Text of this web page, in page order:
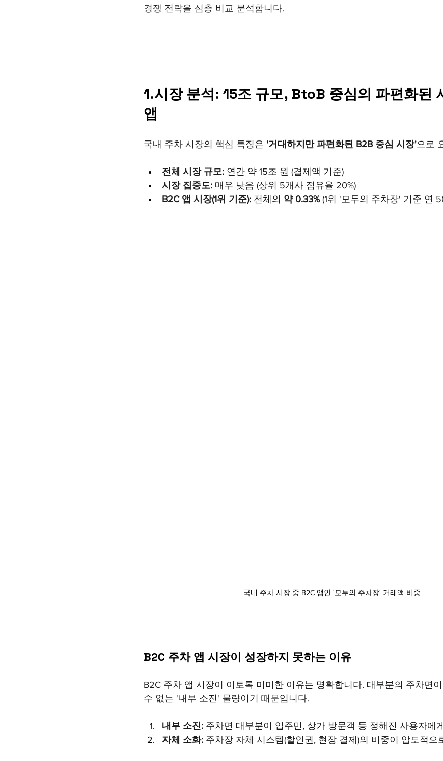
경쟁 전략을 심층 비교 분석합니다.
1.시장 분석: 15조 규모, BtoB 중심의 파편화된
앱
국내 주차 시장의 핵심 특징은 '거대하지만 파편화된 B2B 중심 시장'으로
전체 시장 규모: 연간 약 15조 원 (결제액 기준)
시장 집중도: 매우 낮음 (상위 5개사 점유율 20%)
B2C 앱 시장(1위 기준): 전체의 약 0.33% (1위 '모두의 주차장' 기준 연
국내 주차 시장 중 B2C 앱인 '모두의 주차장' 거래액 비중
B2C 주차 앱 시장이 성장하지 못하는 이유
B2C 주차 앱 시장이 이토록 미미한 이유는 명확합니다. 대부분의 주차면
수 없는 '내부 소진' 물량이기 때문입니다.
내부 소진: 주차면 대부분이 입주민, 상가 방문객 등 정해진 사용자에
자체 소화: 주차장 자체 시스템(할인권, 현장 결제)의 비중이 압도적으